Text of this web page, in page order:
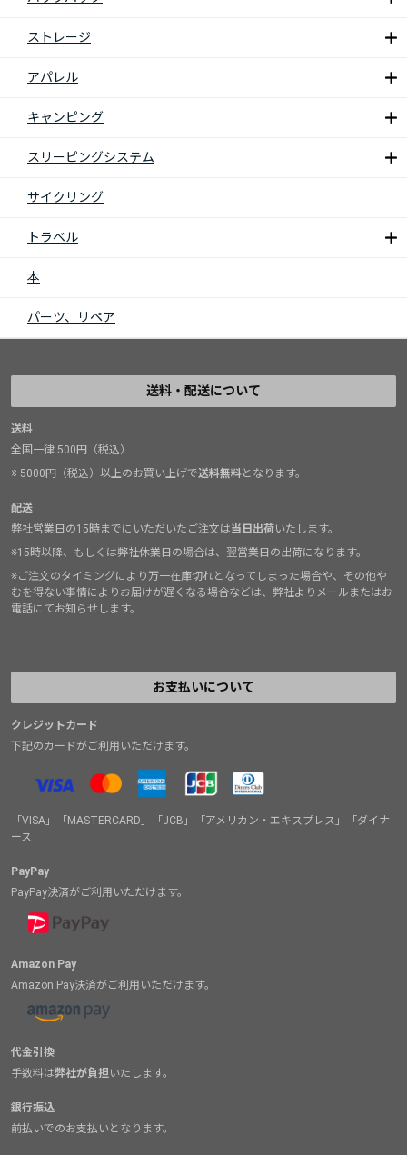
ストレージ
アパレル
キャンピング
スリーピングシステム
サイクリング
トラベル
本
パーツ、リペア
送料・配送について
送料
全国一律 500円（税込）
※ 5000円（税込）以上のお買い上げで送料無料となります。
配送
弊社営業日の15時までにいただいたご注文は当日出荷いたします。
※15時以降、もしくは弊社休業日の場合は、翌営業日の出荷になります。
※ご注文のタイミングにより万一在庫切れとなってしまった場合や、その他や
むを得ない事情によりお届けが遅くなる場合などは、弊社よりメールまたはお
電話にてお知らせします。
お支払いについて
クレジットカード
下記のカードがご利用いただけます。
「VISA」「MASTERCARD」「JCB」「アメリカン・エキスプレス」「ダイナ
ース」
PayPay
PayPay決済がご利用いただけます。
Amazon Pay
Amazon Pay決済がご利用いただけます。
代金引換
手数料は弊社が負担いたします。
銀行振込
前払いでのお支払いとなります。